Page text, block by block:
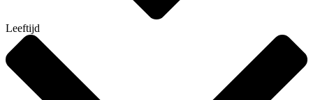
Leeftijd